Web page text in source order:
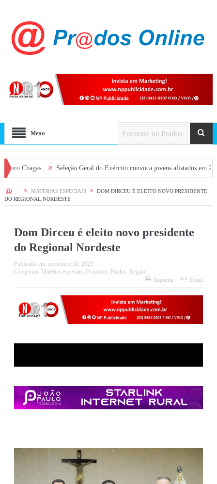
Menu
Seleção Geral do Exército convoca jovens alistados em 2026 em
HOME MATÉRIAS ESPECIAIS
DOM DIRCEU É ELEITO NOVO PRESIDENTE
DO REGIONAL NORDESTE
Dom Dirceu é eleito novo presidente
do Regional Nordeste
Publicado em: novembro 10, 2023
Categorias: Matérias especiais, O mundo, Prados, Região
Imprimir
Email